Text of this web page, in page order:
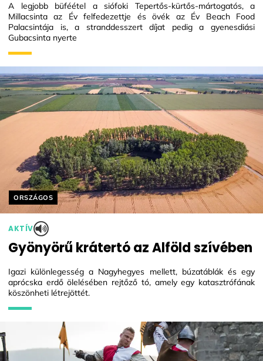
A legjobb büféétel a siófoki Tepertős-kürtős-mártogatós, a
Millacsinta az Év felfedezettje és övék az Év Beach Food
Palacsintája is, a stranddesszert díjat pedig a gyenesdiási
Gubacsinta nyerte
Helyszín címkék:
ORSZÁGOS
AKTÍV
Gyönyörű krátertó az Alföld szívében
Igazi különlegesség a Nagyhegyes mellett, búzatáblák és egy
aprócska erdő ölelésében rejtőző tó, amely egy katasztrófának
köszönheti létrejöttét.